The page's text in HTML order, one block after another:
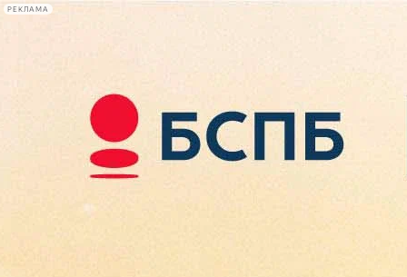
РЕКЛАМА
Сегодня:
2026.08.07
08:40
Афиша Plus